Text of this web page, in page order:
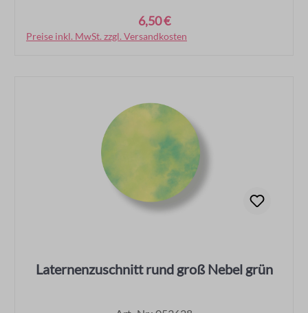
6,50 €
Preise inkl. MwSt. zzgl. Versandkosten
In den Warenkorb
Laternenzuschnitt rund groß Nebel grün